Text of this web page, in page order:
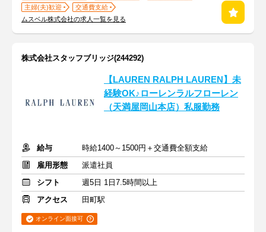
主婦(夫)歓迎
交通費支給
ムスベル株式会社の求人一覧を見る
株式会社スタッフブリッジ(244292)
【LAUREN RALPH LAUREN】未
経験OK♪ローレンラルフローレン
（天満屋岡山本店）私服勤務
給与
時給1400～1500円＋交通費全額支給
雇用形態
派遣社員
シフト
週5日 1日7.5時間以上
アクセス
田町駅
オンライン面接可